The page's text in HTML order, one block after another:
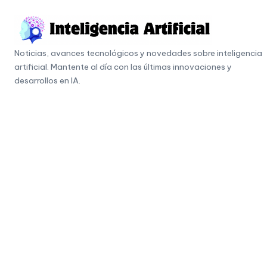
content
I
n
t
Noticias, avances tecnológicos y novedades sobre inteligencia
artificial. Mantente al día con las últimas innovaciones y
desarrollos en IA.